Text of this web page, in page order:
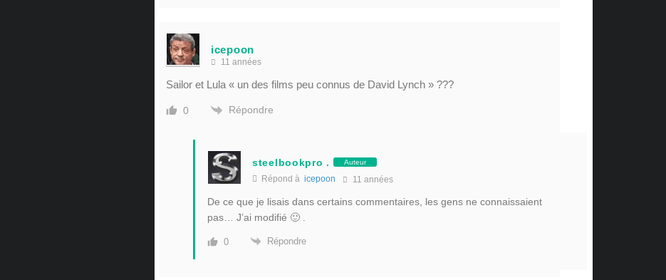
icepoon
11 années
Sailor et Lula « un des films peu connus de David Lynch » ???
0 Répondre
steelbookpro . Auteur
Répond à icepoon 11 années
De ce que je lisais dans certains commentaires, les gens ne connaissaient
pas… J’ai modifié 🙂 .
0 Répondre